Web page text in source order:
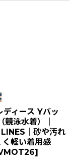
ィース Yバッ
競泳水着）｜
｜砂や汚れ
く軽い着用感
]